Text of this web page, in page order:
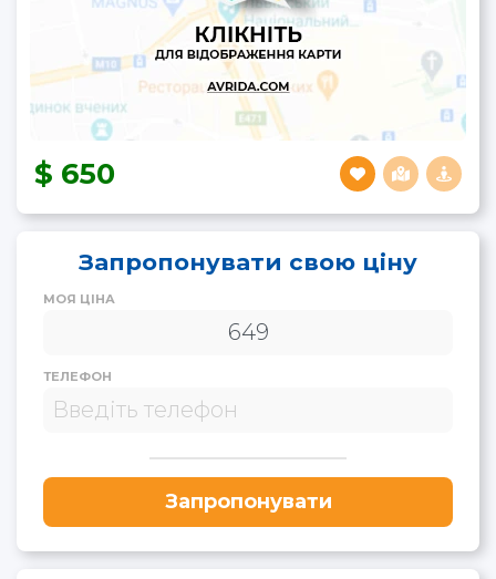
650
Запропонувати свою ціну
МОЯ ЦІНА
ТЕЛЕФОН
Запропонувати